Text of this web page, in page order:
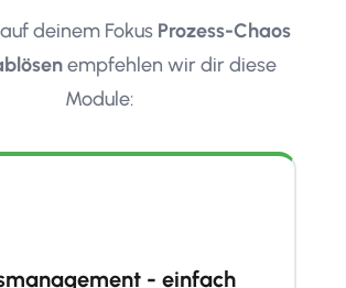
deinem Fokus Prozess-Chaos
empfehlen wir dir diese
Module:
- einfach